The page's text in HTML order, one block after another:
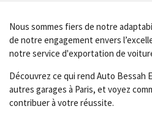
Nous sommes fiers de notre
de notre engagement envers
notre service d'exportation de
Découvrez ce qui rend Auto Bessah
autres garages à Paris, et voyez
contribuer à votre réussite.